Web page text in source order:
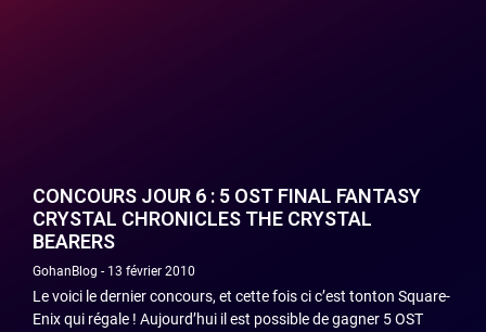
CONCOURS JOUR 6 : 5 OST FINAL FANTASY
CRYSTAL CHRONICLES THE CRYSTAL
BEARERS
GohanBlog 13 février 2010
Le voici le dernier concours, et cette fois ci c’est tonton Square-
Enix qui régale ! Aujourd’hui il est possible de gagner 5 OST